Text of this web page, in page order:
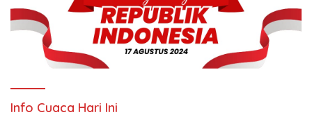
Info Cuaca Hari Ini